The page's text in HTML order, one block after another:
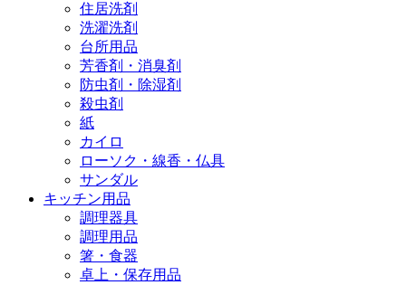
住居洗剤
洗濯洗剤
台所用品
芳香剤・消臭剤
防虫剤・除湿剤
殺虫剤
紙
カイロ
ローソク・線香・仏具
サンダル
キッチン用品
調理器具
調理用品
箸・食器
卓上・保存用品